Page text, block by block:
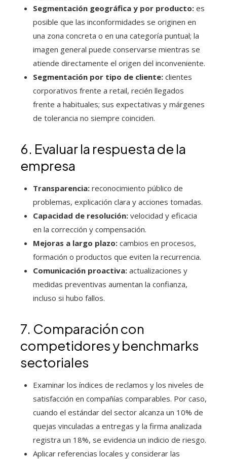
Segmentación geográfica y por producto: es
posible que las inconformidades se originen en
una zona concreta o en una categoría puntual; la
imagen general puede conservarse mientras se
atiende directamente el origen del inconveniente.
Segmentación por tipo de cliente: clientes
corporativos frente a retail, recién llegados
frente a habituales; sus expectativas y márgenes
de tolerancia no siempre coinciden.
6. Evaluar la respuesta de la
empresa
Transparencia: reconocimiento público de
problemas, explicación clara y acciones tomadas.
Capacidad de resolución: velocidad y eficacia
en la corrección y compensación.
Mejoras a largo plazo: cambios en procesos,
formación o productos que eviten la recurrencia.
Comunicación proactiva: actualizaciones y
medidas preventivas aumentan la confianza,
incluso si hubo fallos.
7. Comparación con
competidores y benchmarks
sectoriales
Examinar los índices de reclamos y los niveles de
satisfacción en compañías comparables. Por caso,
cuando el estándar del sector alcanza un 10% de
quejas vinculadas a entregas y la firma analizada
registra un 18%, se evidencia un indicio de riesgo.
Aplicar referencias locales y considerar las